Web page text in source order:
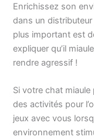
Enrichissez son
dans un
plus important est
expliquer qu’il
rendre agressif !
Si votre chat miaule
des activités pour
jeux avec vous
environnement